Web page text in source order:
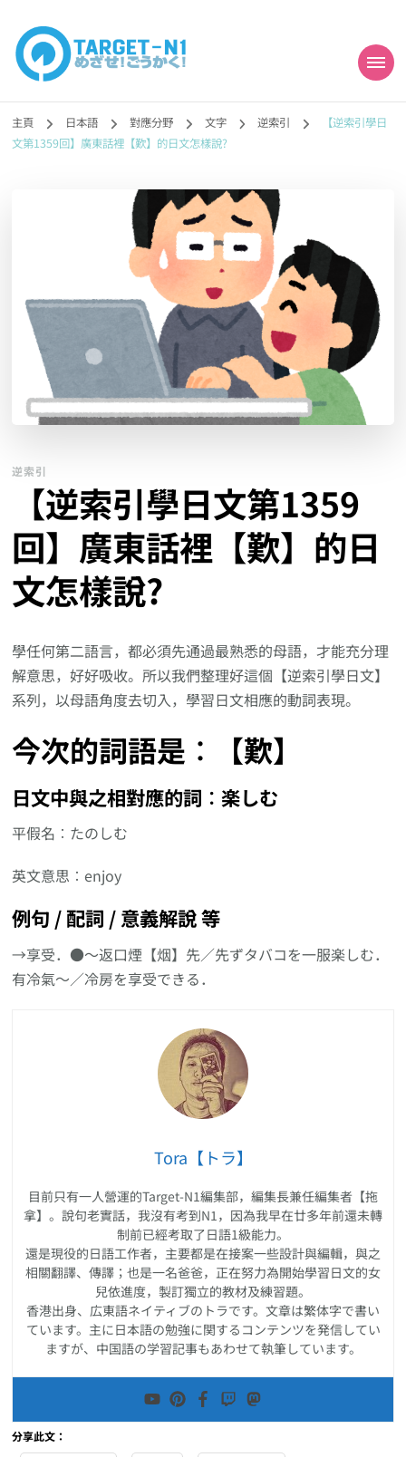
目標!!日本語能力試
N1合格
勉強コンテンツも追加予定!!】
主頁 日本語 對應分野 文字 逆索引
【逆索引學日
文第1359回】廣東話裡【歎】的日文怎樣說?
逆索引
【逆索引學日文第1359
回】廣東話裡【歎】的日
文怎樣說?
學任何第二語言，都必須先通過最熟悉的母語，才能充分理
解意思，好好吸收。所以我們整理好這個【逆索引學日文】
系列，以母語角度去切入，學習日文相應的動詞表現。
今次的詞語是︰【歎】
日文中與之相對應的詞︰楽しむ
平假名︰たのしむ
英文意思︰enjoy
例句 / 配詞 / 意義解說 等
→享受．●〜返口煙【烟】先／先ずタバコを一服楽しむ．
有冷氣〜／冷房を享受できる．
Tora【トラ】
目前只有一人營運的Target-N1編集部，編集長兼任編集者【拖
拿】。說句老實話，我沒有考到N1，因為我早在廿多年前還未轉
制前已經考取了日語1級能力。
還是現役的日語工作者，主要都是在接案一些設計與編輯，與之
相關翻譯、傳譯；也是一名爸爸，正在努力為開始學習日文的女
兒依進度，製訂獨立的教材及練習題。
香港出身、広東語ネイティブのトラです。文章は繁体字で書い
ています。主に日本語の勉強に関するコンテンツを発信してい
ますが、中国語の学習記事もあわせて執筆しています。
分享此文：